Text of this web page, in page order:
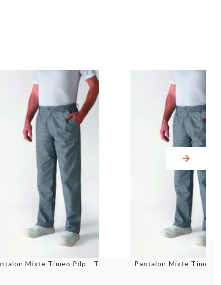
Aperçu rapide
Mixte Timeo Pdp - T36-48 Aperçu rapide
Pantalon Mixte Timeo